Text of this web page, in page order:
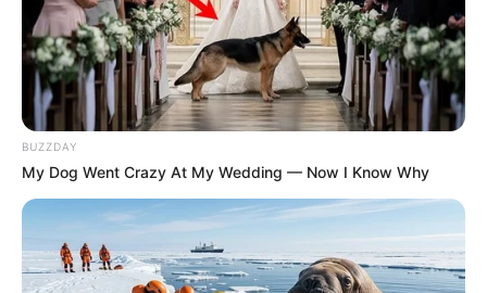
BUZZDAY
My Dog Went Crazy At My Wedding — Now I Know Why